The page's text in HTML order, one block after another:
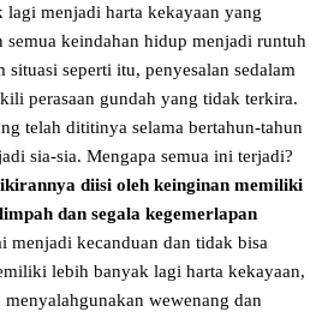
lagi menjadi harta kekayaan yang
semua keindahan hidup menjadi runtuh
seperti itu, penyesalan sedalam
perasaan gundah yang tidak terkira.
telah dititinya selama bertahun-tahun
sia-sia. Mengapa semua ini terjadi?
diisi oleh keinginan memiliki
dan segala kegemerlapan
menjadi kecanduan dan tidak bisa
lebih banyak lagi harta kekayaan,
wewenang dan